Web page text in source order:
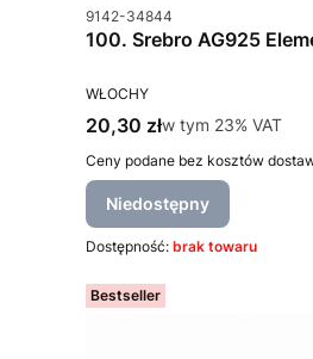
Kod produktu
9142-34844
100. Srebro AG925
PRODUCENT
WŁOCHY
Cena brutto
20,30 złw tym %s VAT
w tym 23% VAT
Ceny podane bez kosztów
Niedostępny
Dostępność: brak towaru
Bestseller